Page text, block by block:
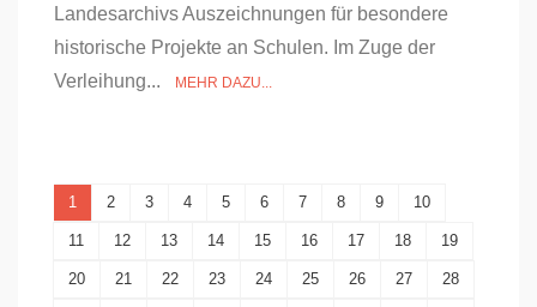
Landesarchivs Auszeichnungen für besondere
historische Projekte an Schulen. Im Zuge der
Verleihung...
MEHR DAZU...
1 2 3 4 5 6 7 8 9 10
11 12 13 14 15 16 17 18 19
20 21 22 23 24 25 26 27 28